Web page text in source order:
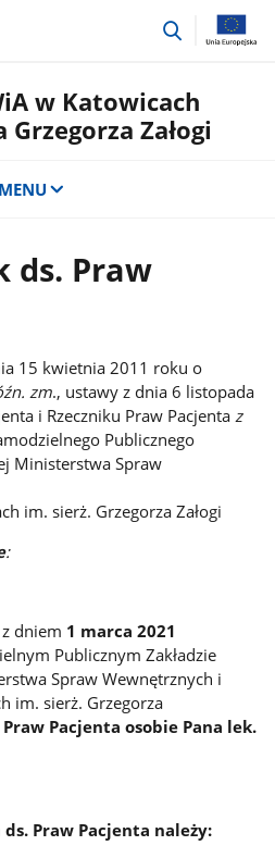
przejdź
w Katowicach
Załogi
MENU
ds. Praw
15 kwietnia 2011 roku o
zm., ustawy z dnia 6 listopada
i Rzeczniku Praw Pacjentaz
Publicznego
Ministerstwa Spraw
im. sierż. Grzegorza Załogi
:
dniem 1 marca 2021
Publicznym Zakładzie
Spraw Wewnętrznych i
im. sierż. Grzegorza
Pacjenta osobie Pana lek.
ds. Praw Pacjenta należy: